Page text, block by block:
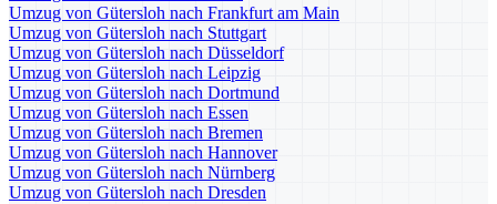
Umzug von Gütersloh nach Frankfurt am Main
Umzug von Gütersloh nach Stuttgart
Umzug von Gütersloh nach Düsseldorf
Umzug von Gütersloh nach Leipzig
Umzug von Gütersloh nach Dortmund
Umzug von Gütersloh nach Essen
Umzug von Gütersloh nach Bremen
Umzug von Gütersloh nach Hannover
Umzug von Gütersloh nach Nürnberg
Umzug von Gütersloh nach Dresden